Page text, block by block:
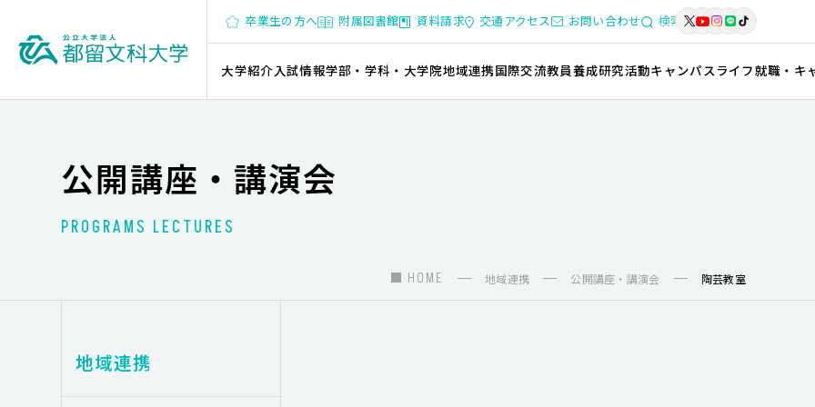
卒業生の方へ 附属図書館 資料請求 交通アクセス お問い合わせ 検索
大学紹介入試情報学部・学科・大学院地域連携国際交流教員養成研究活動キャンパスライフ就職・キ
公開講座・講演会
PROGRAMS LECTURES
HOME 地域連携 公開講座・講演会 陶芸教室
地域連携